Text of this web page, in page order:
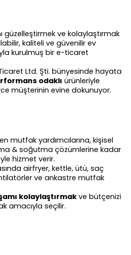
güzelleştirmek ve kolaylaştırmak
kaliteli ve güvenilir ev
kurulmuş bir e-ticaret
Ltd. Şti. bünyesinde hayata
odaklı ürünleriyle
müşterinin evine dokunuyor.
mutfak yardımcılarına, kişisel
& soğutma çözümlerine kadar
hizmet verir.
airfryer, kettle, ütü, saç
ve ankastre mutfak
kolaylaştırmak ve bütçenizi
amacıyla seçilir.